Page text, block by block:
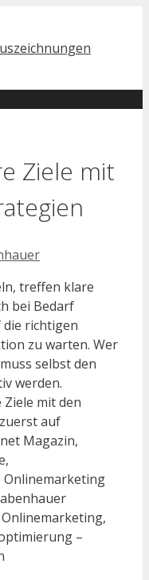
Ziele mit
treffen klare
bei Bedarf
richtigen
zu warten. Wer
selbst den
werden.
mit den
auf
Magazin,
Onlinemarketing
–